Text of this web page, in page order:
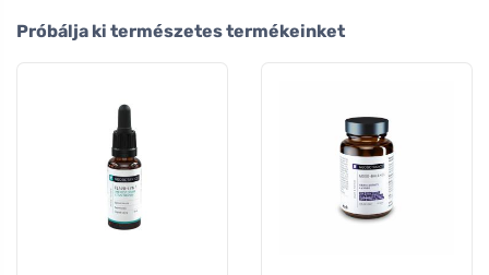
Próbálja ki természetes termékeinket